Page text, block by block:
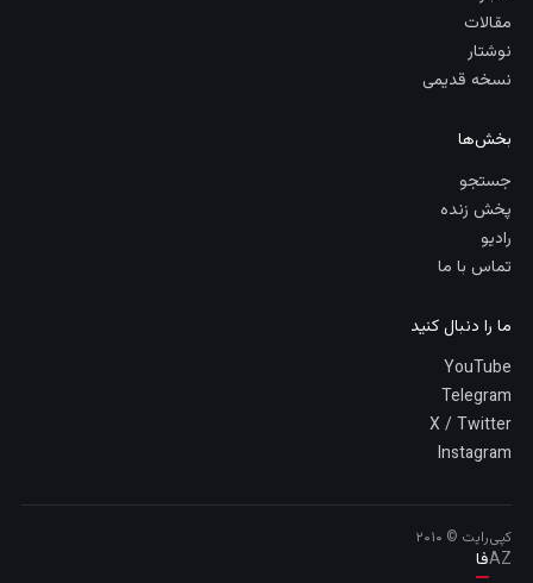
مقالات
نوشتار
نسخه قدیمی
بخش‌ها
جستجو
پخش زنده
رادیو
تماس با ما
ما را دنبال کنید
YouTube
Telegram
X / Twitter
Instagram
کپی‌رایت © ۲۰۱۰
AZفا